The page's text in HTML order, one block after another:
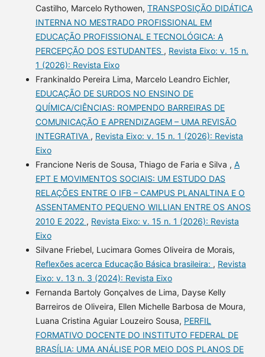
Castilho, Marcelo Rythowen, TRANSPOSIÇÃO DIDÁTICA
INTERNA NO MESTRADO PROFISSIONAL EM
EDUCAÇÃO PROFISSIONAL E TECNOLÓGICA: A
PERCEPÇÃO DOS ESTUDANTES , Revista Eixo: v. 15 n.
1 (2026): Revista Eixo
Frankinaldo Pereira Lima, Marcelo Leandro Eichler,
EDUCAÇÃO DE SURDOS NO ENSINO DE
QUÍMICA/CIÊNCIAS: ROMPENDO BARREIRAS DE
COMUNICAÇÃO E APRENDIZAGEM – UMA REVISÃO
INTEGRATIVA , Revista Eixo: v. 15 n. 1 (2026): Revista
Eixo
Francione Neris de Sousa, Thiago de Faria e Silva , A
EPT E MOVIMENTOS SOCIAIS: UM ESTUDO DAS
RELAÇÕES ENTRE O IFB – CAMPUS PLANALTINA E O
ASSENTAMENTO PEQUENO WILLIAN ENTRE OS ANOS
2010 E 2022 , Revista Eixo: v. 15 n. 1 (2026): Revista
Eixo
Silvane Friebel, Lucimara Gomes Oliveira de Morais,
Reflexões acerca Educação Básica brasileira: , Revista
Eixo: v. 13 n. 3 (2024): Revista Eixo
Fernanda Bartoly Gonçalves de Lima, Dayse Kelly
Barreiros de Oliveira, Ellen Michelle Barbosa de Moura,
Luana Cristina Aguiar Louzeiro Sousa, PERFIL
FORMATIVO DOCENTE DO INSTITUTO FEDERAL DE
BRASÍLIA: UMA ANÁLISE POR MEIO DOS PLANOS DE